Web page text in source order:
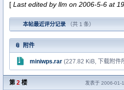
[ Last edited by llm on 2006-5-6 at
本帖最近评分记录 （共 1 条）
附件
miniwps.rar (227.82 KiB, 下载附件
第 2 楼 发表于 2006-01-